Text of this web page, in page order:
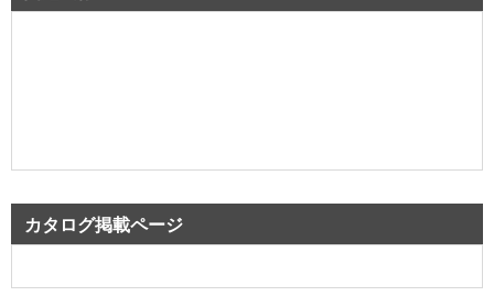
カタログ掲載ページ